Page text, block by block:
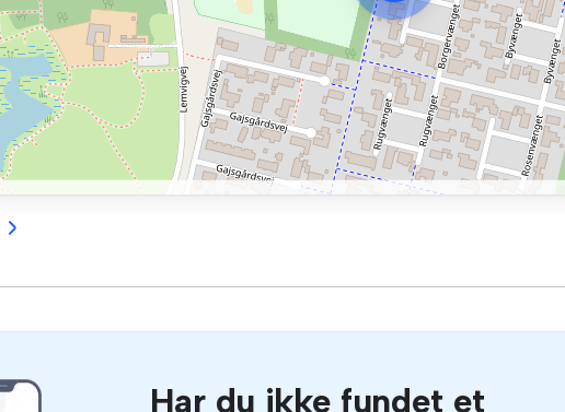
Har du ikke fundet et